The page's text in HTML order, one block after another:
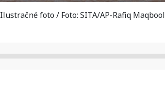
Ilustračné foto / Foto: SITA/AP-Rafiq Maqbool